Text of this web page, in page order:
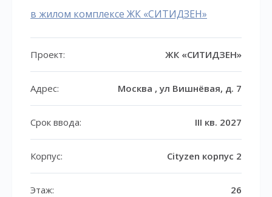
в жилом комплексе ЖК «СИТИДЗЕН»
Проект: ЖК «СИТИДЗЕН»
Адрес: Москва , ул Вишнёвая, д. 7
Срок ввода: III кв. 2027
Корпус: Cityzen корпус 2
Этаж: 26